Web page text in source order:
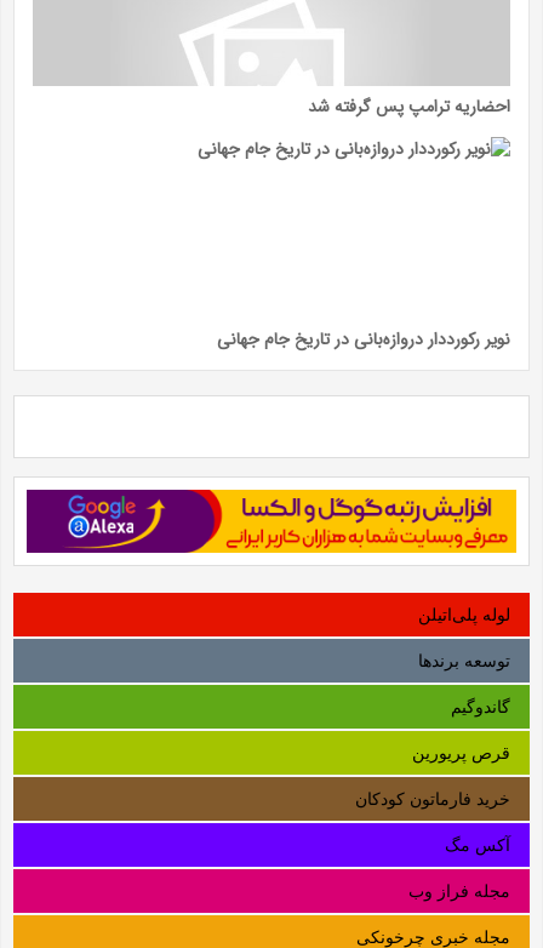
احضاریه ترامپ پس گرفته شد
نویر رکورددار دروازه‌بانی در تاریخ جام‌ جهانی
لوله‌ پلی‌اتیلن
توسعه برندها
گاندوگیم
قرص پریورین
خرید فارماتون کودکان
آکس مگ
مجله فراز وب
مجله خبری چرخونکی